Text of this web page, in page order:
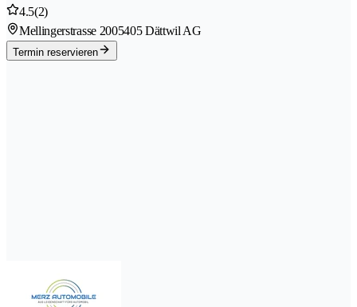
4.5(2)
Mellingerstrasse 2005405 Dättwil AG
Termin reservieren